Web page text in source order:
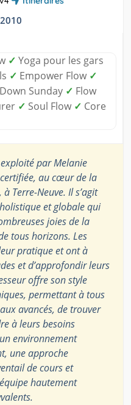
✓ Yoga pour les gars
✓ Empower Flow ✓
Sunday ✓ Flow
✓ Soul Flow ✓ Core
par Melanie
au cœur de la
Terre-Neuve. Il s’agit
et globale qui
joies de la
tous horizons. Les
pratique et ont à
et d’approfondir leurs
offre son style
permettant à tous
avancés, de trouver
à leurs besoins
environnement
une approche
de cours et
hautement